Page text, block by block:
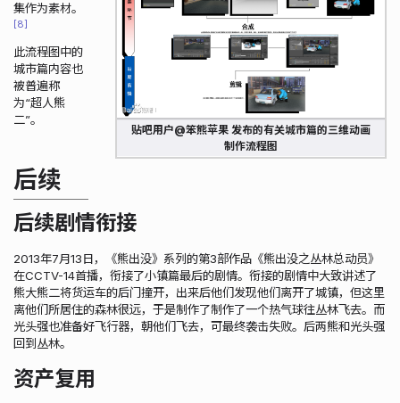
贴吧用户@笨熊苹果 发布的有关城市篇的三维动画
制作流程图
集作为素材。
8
此流程图中的
城市篇内容也
被普遍称
为“超人熊
二”。
后续
后续剧情衔接
2013年7月13日，《熊出没》系列的第3部作品《熊出没之丛林总动员》
在CCTV-14首播，衔接了小镇篇最后的剧情。衔接的剧情中大致讲述了
熊大熊二将货运车的后门撞开，出来后他们发现他们离开了城镇，但这里
离他们所居住的森林很远，于是制作了制作了一个热气球往丛林飞去。而
光头强也准备好飞行器，朝他们飞去，可最终袭击失败。后两熊和光头强
回到丛林。
资产复用